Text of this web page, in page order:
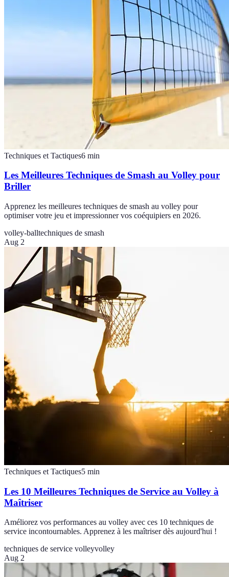
Techniques et Tactiques6 min
Les Meilleures Techniques de Smash au Volley pour
Briller
Apprenez les meilleures techniques de smash au volley pour
optimiser votre jeu et impressionner vos coéquipiers en 2026.
volley-balltechniques de smash
Aug 2
Techniques et Tactiques5 min
Les 10 Meilleures Techniques de Service au Volley à
Maîtriser
Améliorez vos performances au volley avec ces 10 techniques de
service incontournables. Apprenez à les maîtriser dès aujourd'hui !
techniques de service volleyvolley
Aug 2